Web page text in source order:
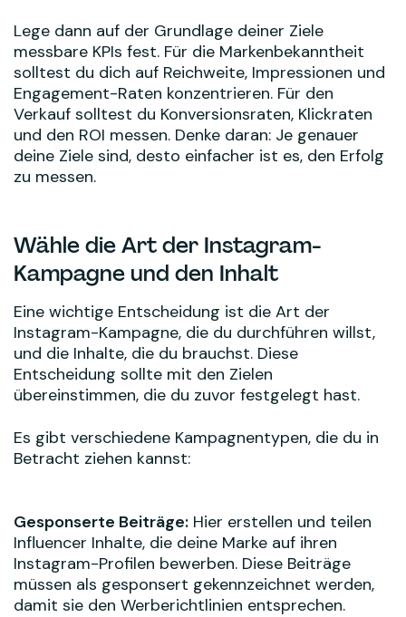
Lege dann auf der Grundlage deiner Ziele
messbare KPIs fest. Für die Markenbekanntheit
solltest du dich auf Reichweite, Impressionen und
Engagement-Raten konzentrieren. Für den
Verkauf solltest du Konversionsraten, Klickraten
und den ROI messen. Denke daran: Je genauer
deine Ziele sind, desto einfacher ist es, den Erfolg
zu messen.
Wähle die Art der Instagram-
Kampagne und den Inhalt
Eine wichtige Entscheidung ist die Art der
Instagram-Kampagne, die du durchführen willst,
und die Inhalte, die du brauchst. Diese
Entscheidung sollte mit den Zielen
übereinstimmen, die du zuvor festgelegt hast.
Es gibt verschiedene Kampagnentypen, die du in
Betracht ziehen kannst:
Gesponserte Beiträge: Hier erstellen und teilen
Influencer Inhalte, die deine Marke auf ihren
Instagram-Profilen bewerben. Diese Beiträge
müssen als gesponsert gekennzeichnet werden,
damit sie den Werberichtlinien entsprechen.